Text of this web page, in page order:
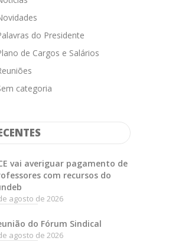
do Presidente
de Cargos e Salários
categoria
vai averiguar pagamento de
com recursos do
agosto de 2026
do Fórum Sindical
agosto de 2026